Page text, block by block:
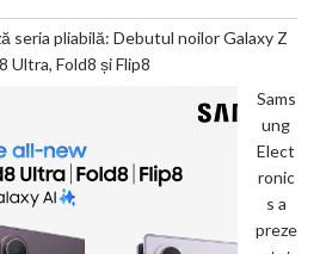
seria pliabilă: Debutul noilor Galaxy Z
Ultra, Fold8 și Flip8
Sams
ung
Elect
ronic
s a
preze